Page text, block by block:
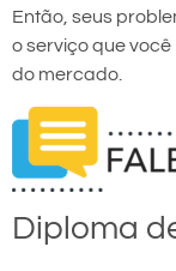
Então, seus
o serviço que
do mercado.
Diploma